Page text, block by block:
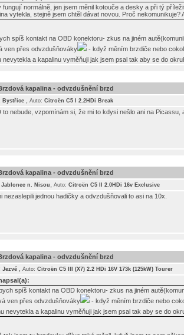
fungují normálně, jen jsem měnil kotouče a desky a při tý
vytekla, stejně jsem chtěl dávat novou. Proč
spíš kontakt na OBD konektoru- zkus na jiném
ven přes odvzdušňováky
- když měním brzdiče nebo
nevytekla a kapalinu vyměňuji jak jsem psal tak aby se do
kapalina - odvzdušnění brzd
Bystřice Auto: Citroën C5 I 2.2HDi Break
to nebude, vzpomínám si, že mi to kdysi nešlo ani na
kapalina - odvzdušnění brzd
Jablonec n. Nisou Auto: Citroën C5 II 2.0HDi 16v Exclusive
nezaslepili jednou hadičky a odvzdušňovali to asi na 10x.
kapalina - odvzdušnění brzd
Jezvé Auto: Citroën C5 III (X7) 2.2 HDi 16V 173k (125kW) Tourer
spíš kontakt na OBD konektoru- zkus na jiném
ven přes odvzdušňováky
- když měním brzdiče nebo
nevytekla a kapalinu vyměňuji jak jsem psal tak aby se do